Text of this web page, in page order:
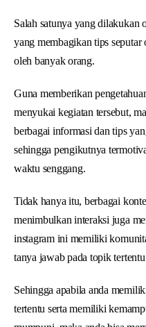
Salah satunya yang dilakukan
yang membagikan tips
oleh banyak orang.
Guna memberikan
menyukai kegiatan tersebut,
berbagai informasi dan tips
sehingga pengikutnya
waktu senggang.
Tidak hanya itu, berbagai
menimbulkan interaksi juga
instagram ini memiliki
tanya jawab pada topik
Sehingga apabila anda
tertentu serta memiliki